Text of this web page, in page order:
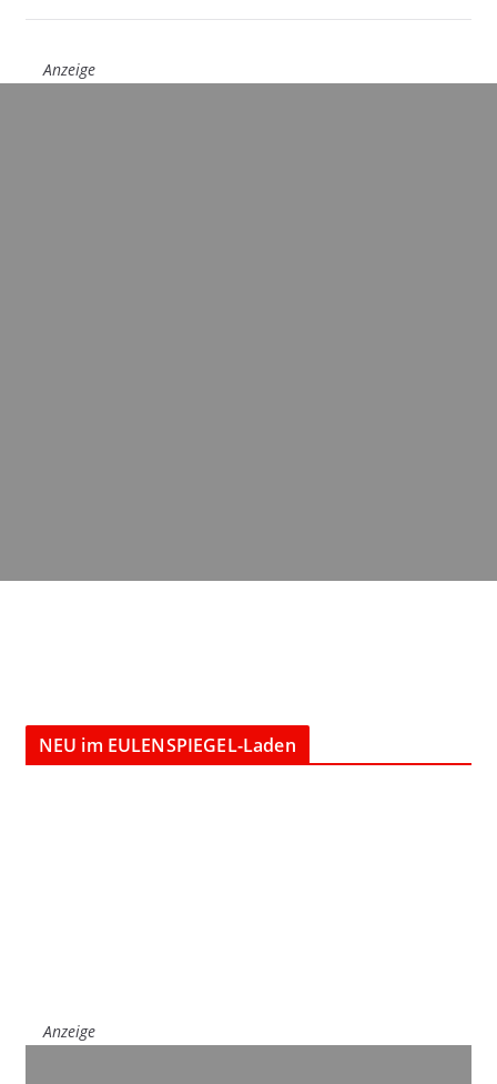
Anzeige
NEU im EULENSPIEGEL-Laden
Anzeige